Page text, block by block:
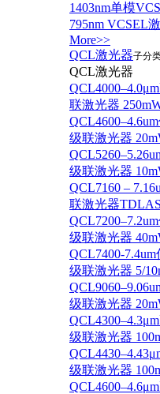
1403nm单模
795nm VCSEL
More>>
QCL激光器子分
QCL激光器
联激光器
级联激光器
级联激光器
QCL7160 –
联激光器
级联激光器
QCL7400-
级联激光器 5/
级联激光器
级联激光器
级联激光器